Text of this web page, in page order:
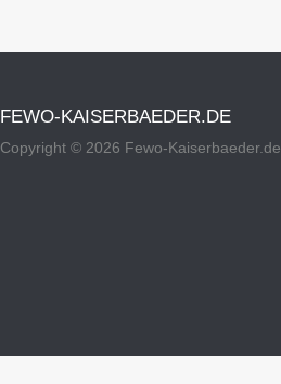
FEWO-KAISERBAEDER.DE
Copyright © 2026 Fewo-Kaiserbaeder.de